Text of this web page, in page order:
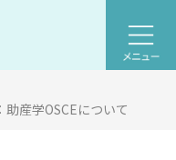
助産学OSCEについて